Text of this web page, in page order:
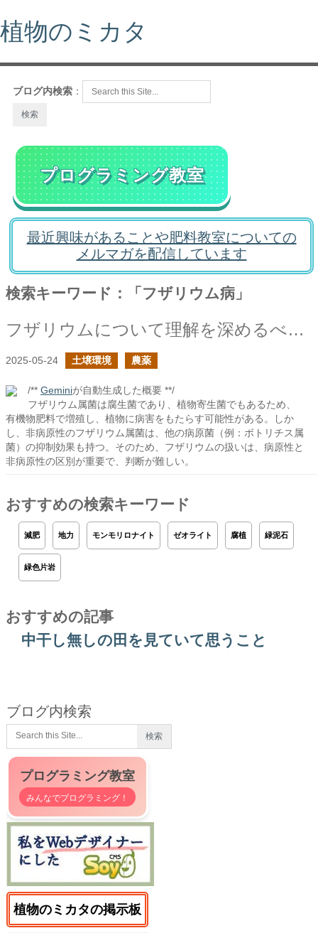
植物のミカタ
ブログ内検索 ：
プログラミング教室
最近興味があることや肥料教室についての
メルマガを配信しています
検索キーワード：「フザリウム病」
フザリウムについて理解を深めるべきだ
2025-05-24 土壌環境 農薬
/** Geminiが自動生成した概要 **/
フザリウム属菌は腐生菌であり、植物寄生菌でもあるため、
有機物肥料で増殖し、植物に病害をもたらす可能性がある。しか
し、非病原性のフザリウム属菌は、他の病原菌（例：ボトリチス属
菌）の抑制効果も持つ。そのため、フザリウムの扱いは、病原性と
非病原性の区別が重要で、判断が難しい。
おすすめの検索キーワード
減肥 地力 モンモリロナイト ゼオライト 腐植 緑泥石
緑色片岩
おすすめの記事
中干し無しの田を見ていて思うこと
ブログ内検索
プログラミング教室
みんなでプログラミング！
植物のミカタの掲示板